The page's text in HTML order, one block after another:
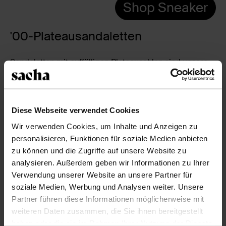
Diese Webseite verwendet Cookies
Wir verwenden Cookies, um Inhalte und Anzeigen zu
personalisieren, Funktionen für soziale Medien anbieten
zu können und die Zugriffe auf unsere Website zu
analysieren. Außerdem geben wir Informationen zu Ihrer
Verwendung unserer Website an unsere Partner für
soziale Medien, Werbung und Analysen weiter. Unsere
Partner führen diese Informationen möglicherweise mit
weiteren Daten zusammen, die Sie ihnen bereitgestellt
haben oder die sie im Rahmen Ihrer Nutzung der Dienste
Shop Sneaker
'00-Plateausandaletten
Sandaletten mit auffälligen Plateausohlen sind unsere
unumstrittenen Favoriten für den kommenden Sommer.
Die cheeky Shoes sind sophisticated, sexy und edgy. Ein
Plateauabsatz verleiht Sandaletten einen kultigen Y2K-
Look. Entscheide dich zum Beispiel für unsere
mintgrünen Plateau-Mules mit trendy Peeptoe und
subtilem Krokomuster. Runde dein Statement-Outfit für
das ultimative '00-Flair mit einer Schlaghose ab.
Typische Y2K-Materialien, wie Satin, Veloursleder oder
Samt, setzen dem Ganzen das modische i-Tüpfelchen
auf. Kombiniere unsere orangefarbenen
Plateausandaletten mit einem Denim-Korsett und